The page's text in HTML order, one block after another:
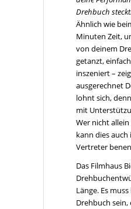
Drehbuch
Ähnlich wie
Minuten Zeit,
von deinem
getanzt,
inszeniert –
ausgerechnet
lohnt sich,
mit
Wer nicht
kann dies
Vertreter
Das Filmhaus
Länge. Es
Drehbuch